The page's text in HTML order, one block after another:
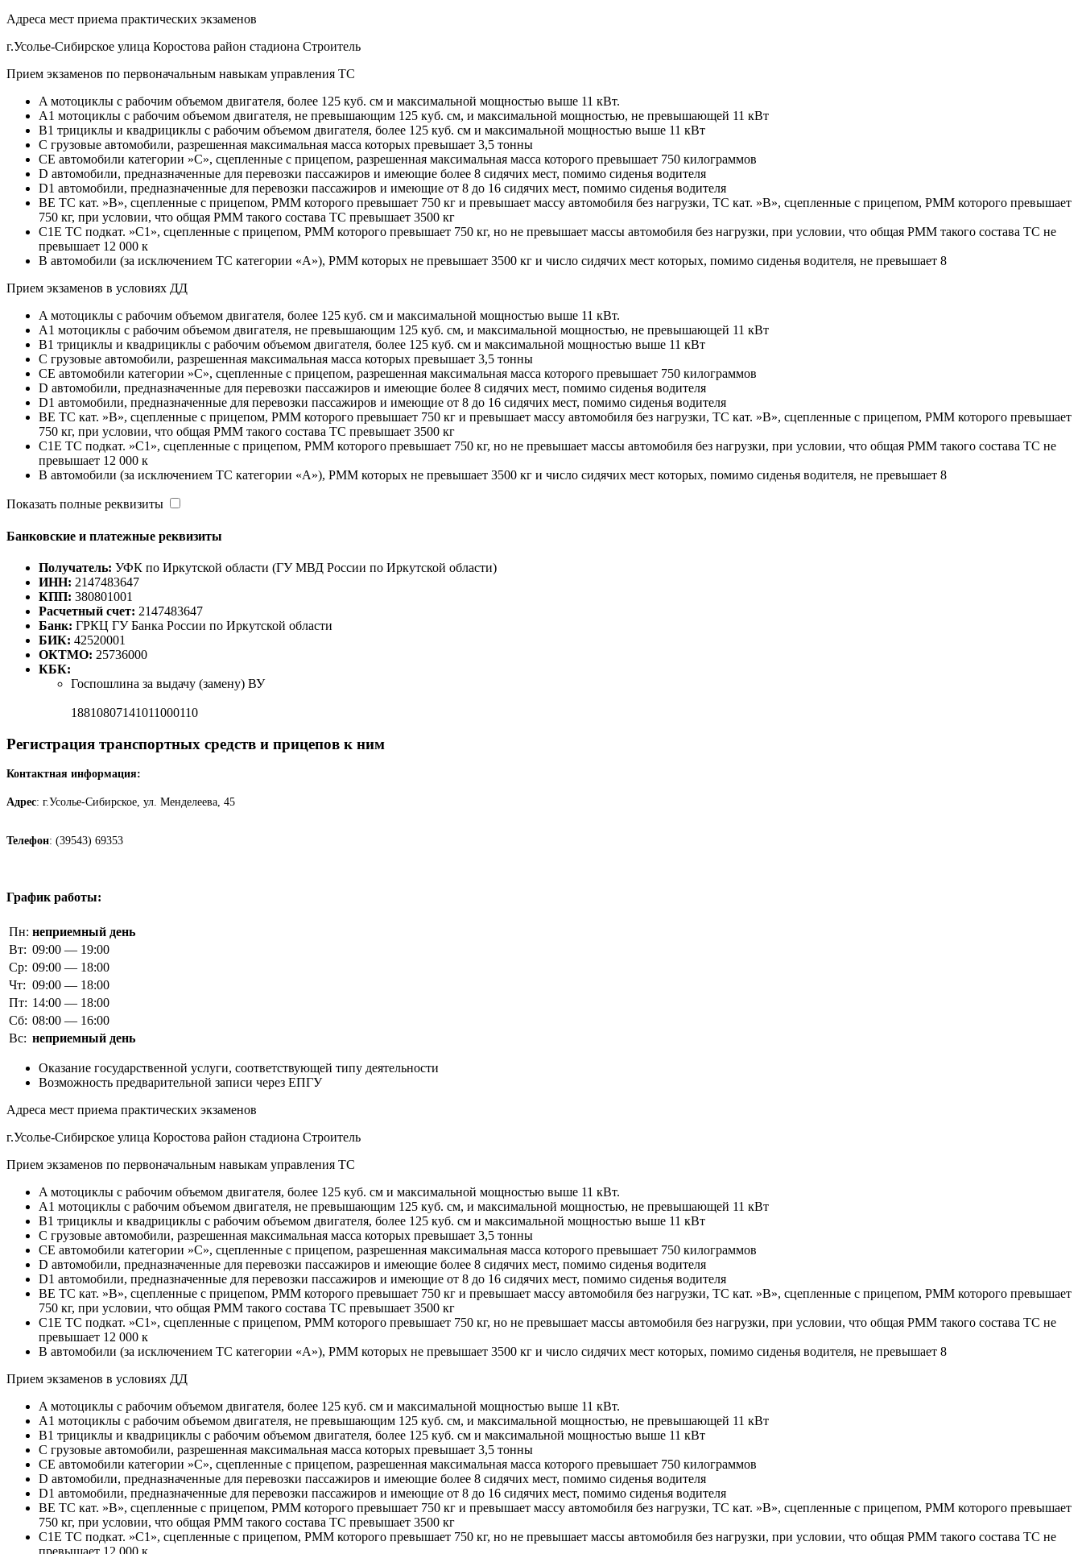
Адреса мест приема практических экзаменов
г.Усолье-Сибирское улица Коростова район стадиона Строитель
Прием экзаменов по первоначальным навыкам управления ТС
A мотоциклы с рабочим объемом двигателя, более 125 куб. см и максимальной мощностью выше 11 кВт.
A1 мотоциклы с рабочим объемом двигателя, не превышающим 125 куб. см, и максимальной мощностью, не превышающей 11 кВт
B1 трициклы и квадрициклы с рабочим объемом двигателя, более 125 куб. см и максимальной мощностью выше 11 кВт
C грузовые автомобили, разрешенная максимальная масса которых превышает 3,5 тонны
CE автомобили категории »С», сцепленные с прицепом, разрешенная максимальная масса которого превышает 750 килограммов
D автомобили, предназначенные для перевозки пассажиров и имеющие более 8 сидячих мест, помимо сиденья водителя
D1 автомобили, предназначенные для перевозки пассажиров и имеющие от 8 до 16 сидячих мест, помимо сиденья водителя
BE ТС кат. »В», сцепленные с прицепом, РММ которого превышает 750 кг и превышает массу автомобиля без нагрузки, ТС кат. »В», сцепленные с прицепом, РММ которого превышает
750 кг, при условии, что общая РММ такого состава ТС превышает 3500 кг
C1E ТС подкат. »С1», сцепленные с прицепом, РММ которого превышает 750 кг, но не превышает массы автомобиля без нагрузки, при условии, что общая РММ такого состава ТС не
превышает 12 000 к
B автомобили (за исключением ТС категории «A»), РММ которых не превышает 3500 кг и число сидячих мест которых, помимо сиденья водителя, не превышает 8
Прием экзаменов в условиях ДД
A мотоциклы с рабочим объемом двигателя, более 125 куб. см и максимальной мощностью выше 11 кВт.
A1 мотоциклы с рабочим объемом двигателя, не превышающим 125 куб. см, и максимальной мощностью, не превышающей 11 кВт
B1 трициклы и квадрициклы с рабочим объемом двигателя, более 125 куб. см и максимальной мощностью выше 11 кВт
C грузовые автомобили, разрешенная максимальная масса которых превышает 3,5 тонны
CE автомобили категории »С», сцепленные с прицепом, разрешенная максимальная масса которого превышает 750 килограммов
D автомобили, предназначенные для перевозки пассажиров и имеющие более 8 сидячих мест, помимо сиденья водителя
D1 автомобили, предназначенные для перевозки пассажиров и имеющие от 8 до 16 сидячих мест, помимо сиденья водителя
BE ТС кат. »В», сцепленные с прицепом, РММ которого превышает 750 кг и превышает массу автомобиля без нагрузки, ТС кат. »В», сцепленные с прицепом, РММ которого превышает
750 кг, при условии, что общая РММ такого состава ТС превышает 3500 кг
C1E ТС подкат. »С1», сцепленные с прицепом, РММ которого превышает 750 кг, но не превышает массы автомобиля без нагрузки, при условии, что общая РММ такого состава ТС не
превышает 12 000 к
B автомобили (за исключением ТС категории «A»), РММ которых не превышает 3500 кг и число сидячих мест которых, помимо сиденья водителя, не превышает 8
Показать полные реквизиты
Банковские и платежные реквизиты
Получатель: УФК по Иркутской области (ГУ МВД России по Иркутской области)
ИНН: 2147483647
КПП: 380801001
Расчетный счет: 2147483647
Банк: ГРКЦ ГУ Банка России по Иркутской области
БИК: 42520001
ОКТМО: 25736000
КБК:
Госпошлина за выдачу (замену) ВУ
18810807141011000110
Регистрация транспортных средств и прицепов к ним
Контактная информация:
Адрес: г.Усолье-Сибирское, ул. Менделеева, 45
Телефон: (39543) 69353
График работы:
Пн: неприемный день
Вт: 09:00 — 19:00
Ср: 09:00 — 18:00
Чт: 09:00 — 18:00
Пт: 14:00 — 18:00
Сб: 08:00 — 16:00
Вс: неприемный день
Оказание государственной услуги, соответствующей типу деятельности
Возможность предварительной записи через ЕПГУ
Адреса мест приема практических экзаменов
г.Усолье-Сибирское улица Коростова район стадиона Строитель
Прием экзаменов по первоначальным навыкам управления ТС
A мотоциклы с рабочим объемом двигателя, более 125 куб. см и максимальной мощностью выше 11 кВт.
A1 мотоциклы с рабочим объемом двигателя, не превышающим 125 куб. см, и максимальной мощностью, не превышающей 11 кВт
B1 трициклы и квадрициклы с рабочим объемом двигателя, более 125 куб. см и максимальной мощностью выше 11 кВт
C грузовые автомобили, разрешенная максимальная масса которых превышает 3,5 тонны
CE автомобили категории »С», сцепленные с прицепом, разрешенная максимальная масса которого превышает 750 килограммов
D автомобили, предназначенные для перевозки пассажиров и имеющие более 8 сидячих мест, помимо сиденья водителя
D1 автомобили, предназначенные для перевозки пассажиров и имеющие от 8 до 16 сидячих мест, помимо сиденья водителя
BE ТС кат. »В», сцепленные с прицепом, РММ которого превышает 750 кг и превышает массу автомобиля без нагрузки, ТС кат. »В», сцепленные с прицепом, РММ которого превышает
750 кг, при условии, что общая РММ такого состава ТС превышает 3500 кг
C1E ТС подкат. »С1», сцепленные с прицепом, РММ которого превышает 750 кг, но не превышает массы автомобиля без нагрузки, при условии, что общая РММ такого состава ТС не
превышает 12 000 к
B автомобили (за исключением ТС категории «A»), РММ которых не превышает 3500 кг и число сидячих мест которых, помимо сиденья водителя, не превышает 8
Прием экзаменов в условиях ДД
A мотоциклы с рабочим объемом двигателя, более 125 куб. см и максимальной мощностью выше 11 кВт.
A1 мотоциклы с рабочим объемом двигателя, не превышающим 125 куб. см, и максимальной мощностью, не превышающей 11 кВт
B1 трициклы и квадрициклы с рабочим объемом двигателя, более 125 куб. см и максимальной мощностью выше 11 кВт
C грузовые автомобили, разрешенная максимальная масса которых превышает 3,5 тонны
CE автомобили категории »С», сцепленные с прицепом, разрешенная максимальная масса которого превышает 750 килограммов
D автомобили, предназначенные для перевозки пассажиров и имеющие более 8 сидячих мест, помимо сиденья водителя
D1 автомобили, предназначенные для перевозки пассажиров и имеющие от 8 до 16 сидячих мест, помимо сиденья водителя
BE ТС кат. »В», сцепленные с прицепом, РММ которого превышает 750 кг и превышает массу автомобиля без нагрузки, ТС кат. »В», сцепленные с прицепом, РММ которого превышает
750 кг, при условии, что общая РММ такого состава ТС превышает 3500 кг
C1E ТС подкат. »С1», сцепленные с прицепом, РММ которого превышает 750 кг, но не превышает массы автомобиля без нагрузки, при условии, что общая РММ такого состава ТС не
превышает 12 000 к